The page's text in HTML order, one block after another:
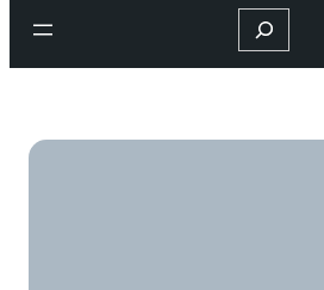
Search